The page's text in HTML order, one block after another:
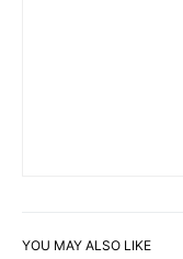
YOU MAY ALSO LIKE